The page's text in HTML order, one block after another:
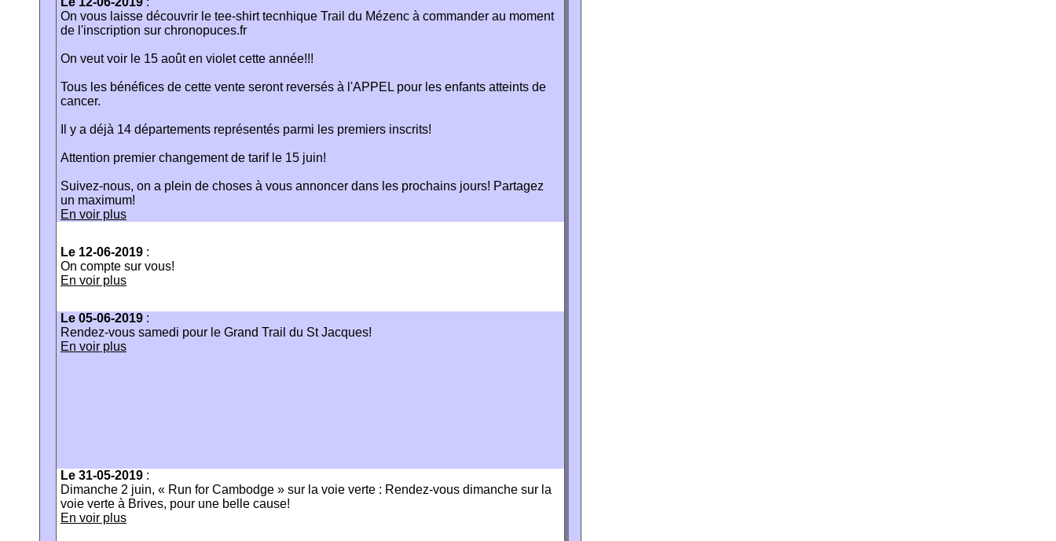
On vous laisse découvrir le tee-shirt tecnhique Trail du Mézenc à commander au moment
de l'inscription sur chronopuces.fr
On veut voir le 15 août en violet cette année!!!
Tous les bénéfices de cette vente seront reversés à l'APPEL pour les enfants atteints de
cancer.
Il y a déjà 14 départements représentés parmi les premiers inscrits!
Attention premier changement de tarif le 15 juin!
Suivez-nous, on a plein de choses à vous annoncer dans les prochains jours! Partagez
un maximum!
En voir plus
Le 12-06-2019 :
On compte sur vous!
En voir plus
Le 05-06-2019 :
Rendez-vous samedi pour le Grand Trail du St Jacques!
En voir plus
Le 31-05-2019 :
Dimanche 2 juin, « Run for Cambodge » sur la voie verte : Rendez-vous dimanche sur la
voie verte à Brives, pour une belle cause!
En voir plus